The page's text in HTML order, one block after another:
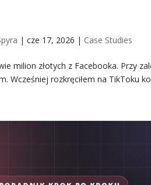
|cze 17, 2026 | Case Studies
milion złotych z Facebooka. Przy
Wcześniej rozkręciłem na TikToku